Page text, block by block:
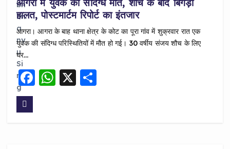
आगरा में युवक की संदिग्ध मौत, शौच के बाद बिगड़ी
हालत, पोस्टमार्टम रिपोर्ट का इंतजार
आगरा। आगरा के बाह थाना क्षेत्र के कोट का पूरा गांव में शुक्रवार रात एक
युवक की संदिग्ध परिस्थितियों में मौत हो गई। 30 वर्षीय संजय शौच के लिए
घर…
F WX S